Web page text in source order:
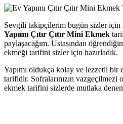
Sevgili takipçilerim bugün sizler için
Yapımı Çıtır Çıtır Mini Ekmek
paylaşacağım. Ustasından
ekmeği tarifini sizler için hazırladık.
Yapımı oldukça kolay ve lezzetli bir
tarifidir. Sofralarınızın vazgeçilmezi
ekmek tarifini sizlerde mutlaka